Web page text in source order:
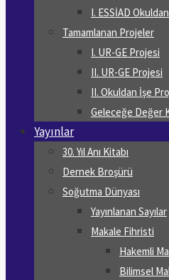
I. ESSİAD
Tamamlanan Projeler
I. UR-GE Projesi
II. UR-GE Projesi
II. Okuldan İşe
Geleceğe Değer
Yayınlar
30. Yıl Anı Kitabı
Dernek Broşürü
Soğutma Dünyası
Yayınlanan Sayılar
Makale Fihristi
Hakemli
Bilimsel